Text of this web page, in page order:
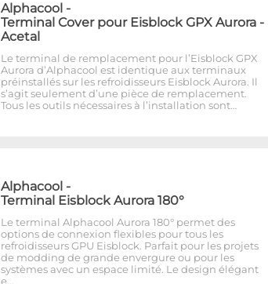
Alphacool -
Terminal Cover pour Eisblock GPX Aurora -
Acetal
Le terminal de remplacement pour l’Eisblock GPX
Aurora d’Alphacool est identique aux terminaux
préinstallés sur les refroidisseurs Eisblock Aurora. Il
s’agit seulement d’une pièce de remplacement.
Tous les outils nécessaires à l’installation sont…
Alphacool -
Terminal Eisblock Aurora 180°
Le terminal Alphacool Aurora 180° permet des
options de connexion flexibles pour tous les
refroidisseurs GPU Eisblock. Parfait pour les projets
de modding de grande envergure ou pour les
systèmes avec un espace limité. Le design élégant
e…